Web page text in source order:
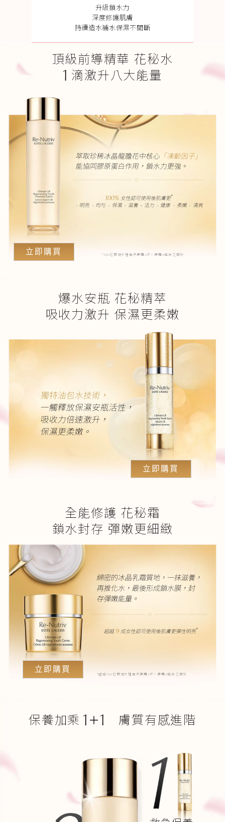
升級鎖水力
深度修護肌膚
持續造水補水保濕不間斷
頂級前導精華 花秘水
1 滴激升八大能量
立即購買
萃取珍稀冰晶龍膽花中核心 「凍齡因子」
能協同膠原蛋白作用，鎖水力更強。
100% 女性認可使用後肌膚更*
明亮
均勻 保濕 滋養 活力 健康 柔嫩 清爽
*100位亞洲女性每天使用2次，使用4週後之感受
爆水安瓶 花秘精萃
吸收力激升 保濕更柔嫩
獨特油包水技術，
一觸釋放保濕安瓶活性，
吸收力倍速激升，
保濕更柔嫩。
立即購買
全能修護 花秘霜
鎖水封存 彈嫩更細緻
立即購買
綿密的冰晶乳霜質地，一抹滋養，
再推化水，最後形成鎖水膜，封
存彈嫩能量。
超越 9 成女性認可使用後肌膚更彈性明亮*
*超過100位亞洲女性每天使用2次，使用4週後之感受
保養加乘 1+1 膚質有感進階